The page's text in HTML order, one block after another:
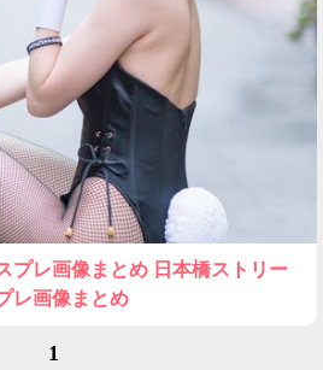
プレ画像まとめ 日本橋ストリー
レ画像まとめ
1